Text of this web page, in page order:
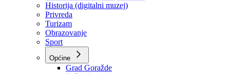
O kantonu
O kantonu
Simboli kantona (Grb, zastava)
Historija (digitalni muzej)
Privreda
Turizam
Obrazovanje
Sport